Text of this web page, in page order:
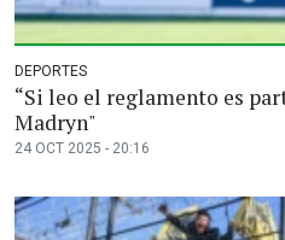
DEPORTES
“Si leo el reglamento es
Madryn"
24 OCT 2025 - 20:16